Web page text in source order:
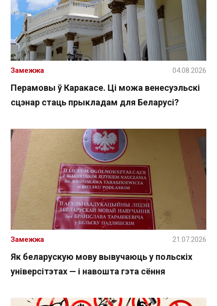
Перамовы ў Каракасе. Ці можа венесуэльскі
сцэнар стаць прыкладам для Беларусі?
Замежжа 04.08.2026
Як беларускую мову вывучаюць у польскіх
універсітэтах — і навошта гэта сёння
Замежжа 21.07.2026